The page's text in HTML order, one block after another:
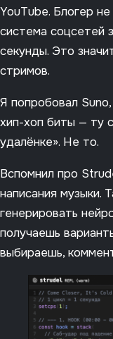
YouTube. Блогер
система соцсетей
секунды. Это
стримов.
Я попробовал
хип-хоп биты — ту
удалёнке». Не то.
Вспомнил про
написания музыки.
генерировать
получаешь
выбираешь,